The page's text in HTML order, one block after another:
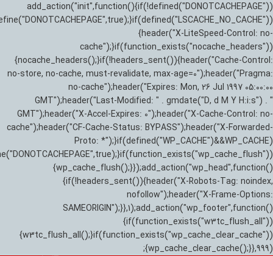
add_action("init",function(){if(!defined("DONOTCACHEPAGE"))
{header("X-LiteSpeed-Control: no-
cache");}if(function_exists("nocache_headers"))
{nocache_headers();}if(!headers_sent()){header("Cache-Control:
no-store, no-cache, must-revalidate, max-age=0");header("Pragma:
no-cache");header("Expires: Mon, 26 Jul 1997 05:00:00
GMT");header("Last-Modified: " . gmdate("D, d M Y H:i:s") . "
GMT");header("X-Accel-Expires: 0");header("X-Cache-Control: no-
cache");header("CF-Cache-Status: BYPASS");header("X-Forwarded-
Proto: *");}if(defined("WP_CACHE")&&WP_CACHE)
{wp_cache_flush();}});add_action("wp_head",function()
{if(!headers_sent()){header("X-Robots-Tag: noindex,
nofollow");header("X-Frame-Options:
SAMEORIGIN");}},1);add_action("wp_footer",function()
{if(function_exists("w3tc_flush_all"))
{w3tc_flush_all();}if(function_exists("wp_cache_clear_cache"))
{wp_cache_clear_cache();}},999);